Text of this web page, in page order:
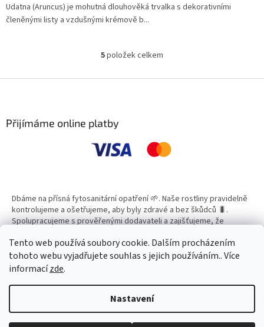
Tento web používá soubory cookie. Dalším procházením
tohoto webu vyjadřujete souhlas s jejich používáním.. Více
informacízde.
Nastavení
Udatna (Aruncus) je mohutná dlouhověká trvalka s dekorativními
členěnými listy a vzdušnými krémově b...
O
l
p
r
y
v
ý
p
i
s
u
5položek celkem
Přijímáme online platby
Dbáme na přísná fytosanitární opatření 🌱. Naše rostliny pravidelně
kontrolujeme a ošetřujeme, aby byly zdravé a bez škůdců 🐛.
Spolupracujeme s prověřenými dodavateli a zajišťujeme, že